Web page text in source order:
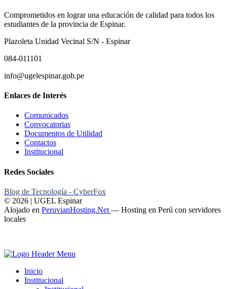
Comprometidos en lograr una educación de calidad para todos los
estudiantes de la provincia de Espinar.
Plazoleta Unidad Vecinal S/N - Espinar
084-011101
info@ugelespinar.gob.pe
Enlaces de Interés
Comunicados
Convocatorias
Documentos de Utilidad
Contactos
Institucional
Redes Sociales
Blog de Tecnología - CyberFox
© 2026 | UGEL Espinar
Alojado en PeruvianHosting.Net — Hosting en Perú con servidores
locales
Inicio
Institucional